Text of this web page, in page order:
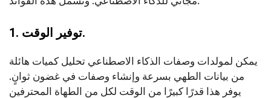
1. توفير الوقت.
يمكن لمولدات وصفات الذكاء الاصطناعي تحليل كميات هائلة
من بيانات الطهي بسرعة وإنشاء وصفات في غضون ثوانٍ.
يوفر هذا قدرًا كبيرًا من الوقت لكل من الطهاة المحترفين